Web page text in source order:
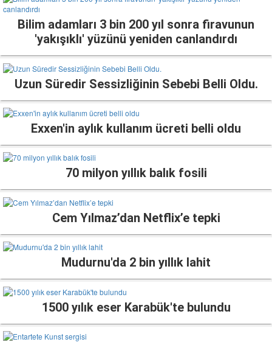
Bilim adamları 3 bin 200 yıl sonra firavunun
'yakışıklı' yüzünü yeniden canlandırdı
Uzun Süredir Sessizliğinin Sebebi Belli Oldu.
Exxen'in aylık kullanım ücreti belli oldu
70 milyon yıllık balık fosili
Cem Yılmaz’dan Netflix’e tepki
Mudurnu'da 2 bin yıllık lahit
1500 yılık eser Karabük'te bulundu